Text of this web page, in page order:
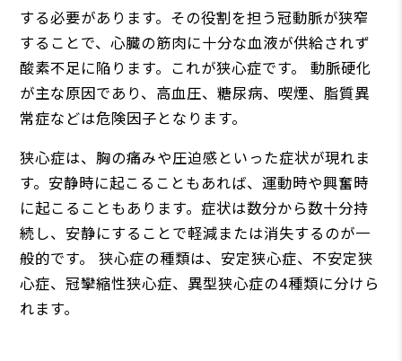
する必要があります。その役割を担う冠動脈が狭窄
することで、心臓の筋肉に十分な血液が供給されず
酸素不足に陥ります。これが狭心症です。 動脈硬化
が主な原因であり、高血圧、糖尿病、喫煙、脂質異
常症などは危険因子となります。
狭心症は、胸の痛みや圧迫感といった症状が現れま
す。安静時に起こることもあれば、運動時や興奮時
に起こることもあります。症状は数分から数十分持
続し、安静にすることで軽減または消失するのが一
般的です。 狭心症の種類は、安定狭心症、不安定狭
心症、冠攣縮性狭心症、異型狭心症の4種類に分けら
れます。